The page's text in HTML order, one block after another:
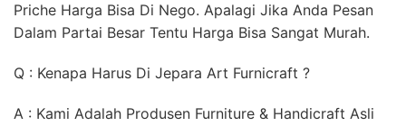
Priche Harga Bisa Di Nego. Apalagi Jika Anda Pesan
Dalam Partai Besar Tentu Harga Bisa Sangat Murah.
Q : Kenapa Harus Di Jepara Art Furnicraft ?
A : Kami Adalah Produsen Furniture & Handicraft Asli